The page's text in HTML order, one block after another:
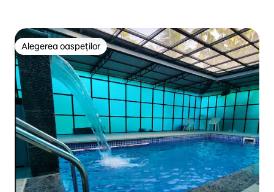
Alegerea oaspeților
Alegerea oaspeților